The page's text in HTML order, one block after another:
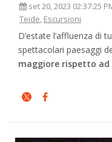
set 20, 2023 02:37:25
Teide, Escursioni
D’estate l’affluenza di
spettacolari paesaggi
maggiore rispetto